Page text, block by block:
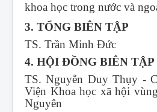
khoa học trong nước và
3. TỔNG BIÊN TẬP
TS. Trần Minh Đức
4. HỘI ĐỒNG BIÊN TẬP
TS. Nguyễn Duy Thụy -
Viện Khoa học xã hội
Nguyên